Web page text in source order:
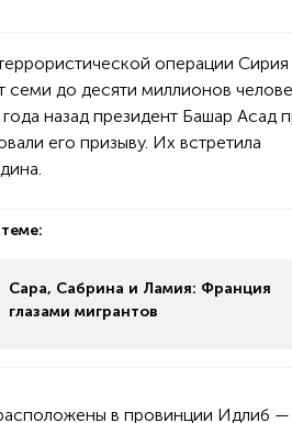
операции Сирия
семи до десяти миллионов
назад президент Башар Асад
его призыву. Их встретила
Сара, Сабрина и Ламия: Франция
глазами мигрантов
в провинции Идлиб